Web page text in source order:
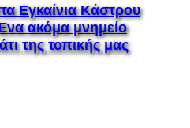
Εγκαίνια Κάστρου
ακόμα μνημείο
της τοπικής μας